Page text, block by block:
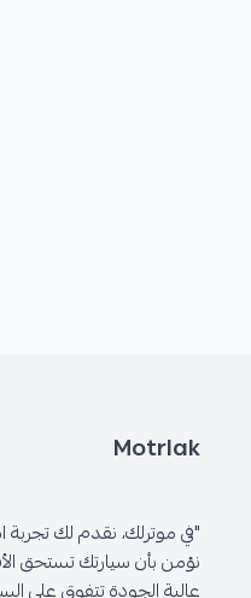
Motrlak
"في موترلك، نقدم لك تجربة
نؤمن بأن سيارتك تستحق
عالية الجودة تتفوق على